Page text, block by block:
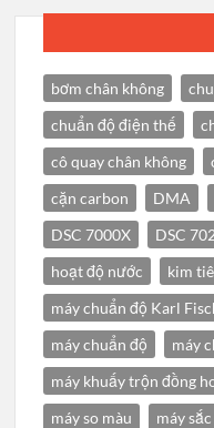
bơm chân không
chuẩn độ điện thế
cô quay chân không
cặn carbon
DMA
DSC 7000X
DSC
hoạt độ nước
kim
máy chuẩn độ Karl
máy chuẩn độ
máy
máy khuấy trộn đồng
máy so màu
máy